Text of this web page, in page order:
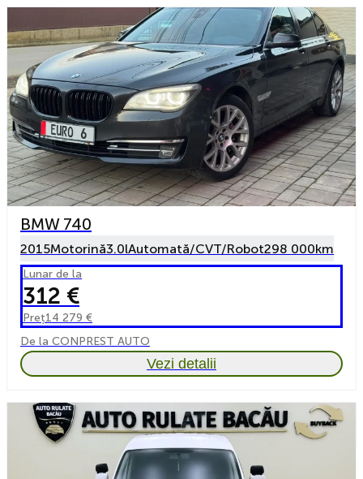
BMW 740
2015Motorină3.0lAutomată/CVT/Robot298 000km
Lunar de la
312 €
Preț14 279 €
De la CONPREST AUTO
Vezi detalii